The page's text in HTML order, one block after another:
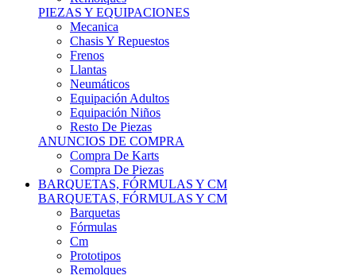
PIEZAS Y EQUIPACIONES
Mecanica
Chasis Y Repuestos
Frenos
Llantas
Neumáticos
Equipación Adultos
Equipación Niños
Resto De Piezas
ANUNCIOS DE COMPRA
Compra De Karts
Compra De Piezas
BARQUETAS, FÓRMULAS Y CM
BARQUETAS, FÓRMULAS Y CM
Barquetas
Fórmulas
Cm
Prototipos
Remolques